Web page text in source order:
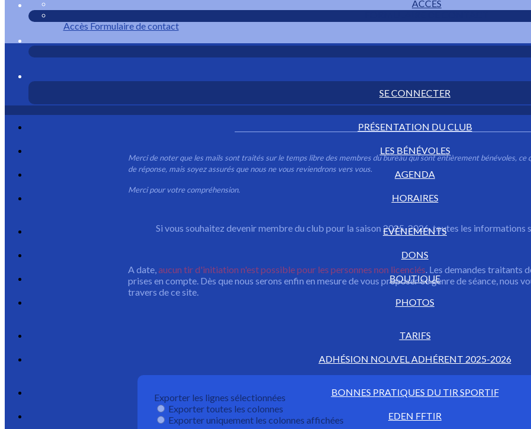
ACCÈS
SE CONNECTER
PRÉSENTATION DU CLUB
LES BÉNÉVOLES
AGENDA
HORAIRES
EVÈNEMENTS
DONS
BOUTIQUE
PHOTOS
TARIFS
ADHÉSION NOUVEL ADHÉRENT 2025-2026
BONNES PRATIQUES DU TIR SPORTIF
EDEN FFTIR
AccèsFormulaire de contact
Contactez-nous
Merci de noter que les mails sont traités sur le temps libre des membres du bureau qui sont entièrement bénévoles,
de réponse, mais soyez assurés que nous ne vous reviendrons vers vous.
Merci pour votre compréhension.
Si vous souhaitez devenir membre du club pour la saison 2025-2026, toutes les informations
A date,aucun tir d'initiation n'est possible pour les personnes non licenciés. Les demandes traitants
prises en compte. Dès que nous serons enfin en mesure de vous proposer ce genre de séance, nous
travers de ce site.